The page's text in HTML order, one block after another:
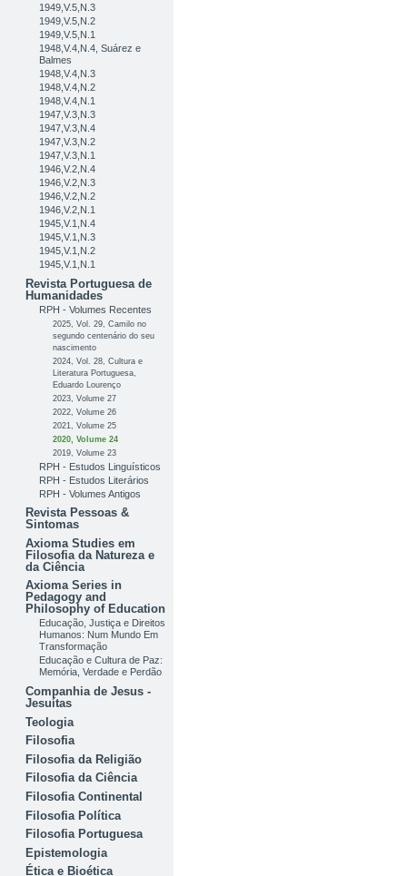
1949,V.5,N.3
1949,V.5,N.2
1949,V.5,N.1
1948,V.4,N.4, Suárez e
Balmes
1948,V.4,N.3
1948,V.4,N.2
1948,V.4,N.1
1947,V.3,N.3
1947,V.3,N.4
1947,V.3,N.2
1947,V.3,N.1
1946,V.2,N.4
1946,V.2,N.3
1946,V.2,N.2
1946,V.2,N.1
1945,V.1,N.4
1945,V.1,N.3
1945,V.1,N.2
1945,V.1,N.1
Revista Portuguesa de
Humanidades
RPH - Volumes Recentes
2025, Vol. 29, Camilo no
segundo centenário do seu
nascimento
2024, Vol. 28, Cultura e
Literatura Portuguesa,
Eduardo Lourenço
2023, Volume 27
2022, Volume 26
2021, Volume 25
2020, Volume 24
2019, Volume 23
RPH - Estudos Linguísticos
RPH - Estudos Literários
RPH - Volumes Antigos
Revista Pessoas &
Sintomas
Axioma Studies em
Filosofia da Natureza e
da Ciência
Axioma Series in
Pedagogy and
Philosophy of Education
Educação, Justiça e Direitos
Humanos: Num Mundo Em
Transformação
Educação e Cultura de Paz:
Memória, Verdade e Perdão
Companhia de Jesus -
Jesuítas
Teologia
Filosofia
Filosofia da Religião
Filosofia da Ciência
Filosofia Continental
Filosofia Política
Filosofia Portuguesa
Epistemologia
Ética e Bioética